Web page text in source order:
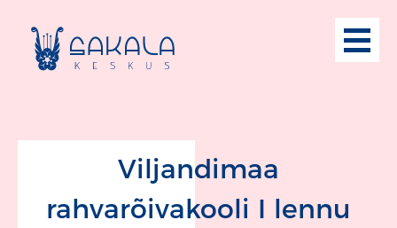
Viljandimaa
rahvarõivakooli I lennu